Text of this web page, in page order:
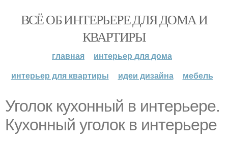
ВСЁ ОБ ИНТЕРЬЕРЕ ДЛЯ ДОМА И
КВАРТИРЫ
главная
интерьер для дома
интерьер для квартиры
идеи дизайна мебель
Уголок кухонный в интерьере.
Кухонный уголок в интерьере